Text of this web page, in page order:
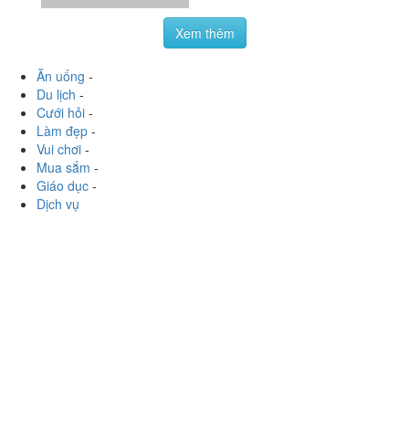
Vui chơi-
Dịch vụ